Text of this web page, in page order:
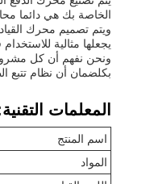
الخاصة بك هي دائما
يجعلها مثالية
بكلضمان أن نظام تتبع
المعلمات
اسم المنتج
المواد